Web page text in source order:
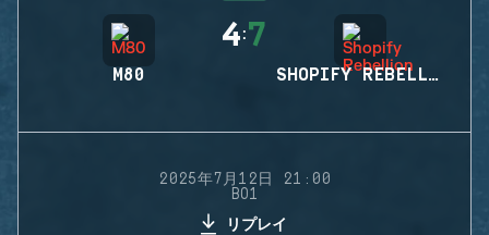
M80
4:7
SHOPIFY REBELLION
2025年7月12日 21:00
BO1
リプレイ